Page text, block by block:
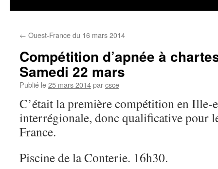
← Ouest-France du 16 mars 2014
Compétition d’apnée à
Samedi 22 mars
Publié le25 mars 2014parcsce
C’était la première compétition en Ille-
interrégionale, donc qualificative pour
France.
Piscine de la Conterie. 16h30.